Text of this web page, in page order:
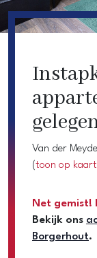
Van der
(toon op kaart
Net gemist!
Bekijk ons
Borgerhout.